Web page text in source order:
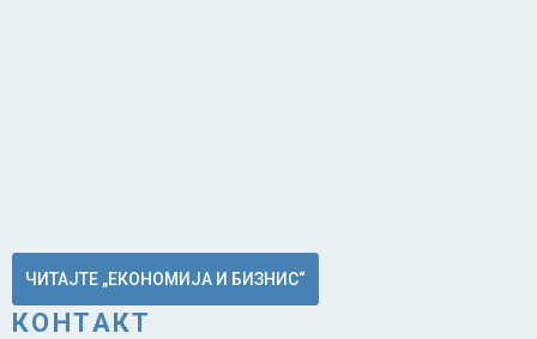
ЧИТАЈТЕ „ЕКОНОМИЈА И БИЗНИС“
КОНТАКТ